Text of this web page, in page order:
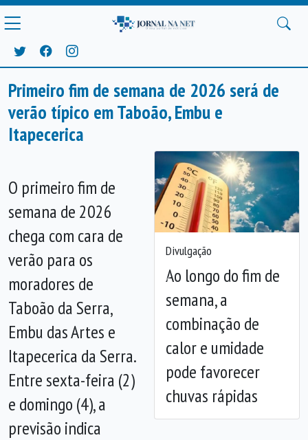
Primeiro fim de semana de 2026 será de
verão típico em Taboão, Embu e
Itapecerica
Divulgação
Ao longo do fim de
semana, a
combinação de
calor e umidade
pode favorecer
chuvas rápidas
Anterior
O primeiro fim de
semana de 2026
chega com cara de
verão para os
moradores de
Taboão da Serra,
Embu das Artes e
Itapecerica da Serra.
Entre sexta-feira (2)
e domingo (4), a
previsão indica